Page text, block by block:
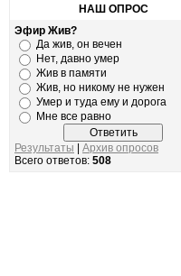
НАШ ОПРОС
Эфир Жив?
Да жив, он вечен
Нет, давно умер
Жив в памяти
Жив, но никому не нужен
Умер и туда ему и дорога
Мне все равно
Результаты
Архив опросов
Всего ответов: 508